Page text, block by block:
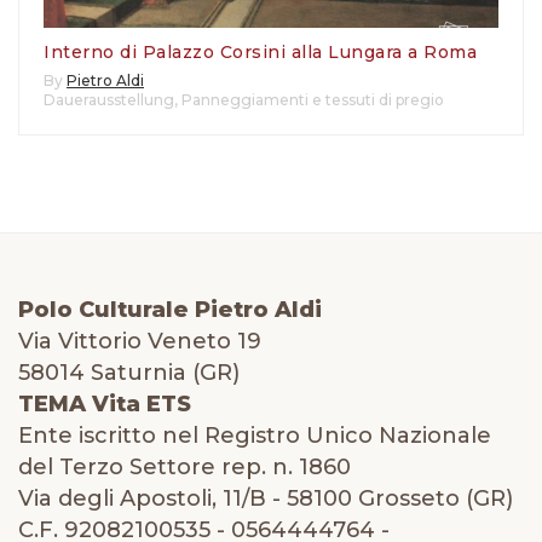
Interno di Palazzo Corsini alla Lungara a Roma
By Pietro Aldi
Dauerausstellung, Panneggiamenti e tessuti di pregio
Polo Culturale Pietro Aldi
Via Vittorio Veneto 19
58014 Saturnia (GR)
TEMA Vita ETS
Ente iscritto nel Registro Unico Nazionale
del Terzo Settore rep. n. 1860
Via degli Apostoli, 11/B - 58100 Grosseto (GR)
C.F. 92082100535 - 0564444764 -